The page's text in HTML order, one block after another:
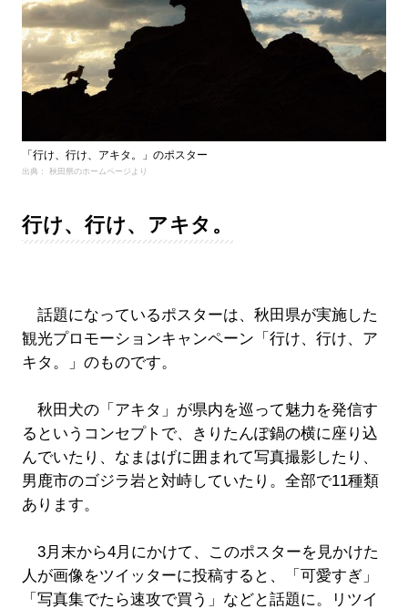
「行け、行け、アキタ。」のポスター
出典： 秋田県のホームページより
行け、行け、アキタ。
話題になっているポスターは、秋田県が実施した
観光プロモーションキャンペーン「行け、行け、ア
キタ。」のものです。
秋田犬の「アキタ」が県内を巡って魅力を発信す
るというコンセプトで、きりたんぽ鍋の横に座り込
んでいたり、なまはげに囲まれて写真撮影したり、
男鹿市のゴジラ岩と対峙していたり。全部で11種類
あります。
3月末から4月にかけて、このポスターを見かけた
人が画像をツイッターに投稿すると、「可愛すぎ」
「写真集でたら速攻で買う」などと話題に。リツイ